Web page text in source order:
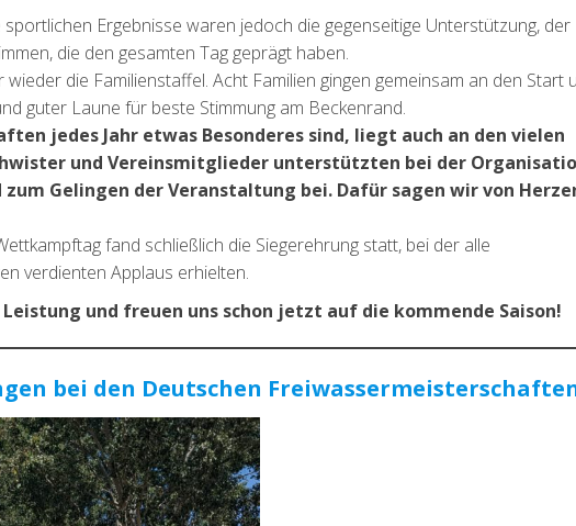
Ergebnisse waren jedoch die gegenseitige Unterstützung, der
die den gesamten Tag geprägt haben.
wieder die Familienstaffel. Acht Familien gingen gemeinsam an den Start
guter Laune für beste Stimmung am Beckenrand.
jedes Jahr etwas Besonderes sind, liegt auch an den vielen
und Vereinsmitglieder unterstützten bei der
Gelingen der Veranstaltung bei. Dafür sagen wir von
fand schließlich die Siegerehrung statt, bei der alle
verdienten Applaus erhielten.
und freuen uns schon jetzt auf die kommende Saison!
bei den Deutschen